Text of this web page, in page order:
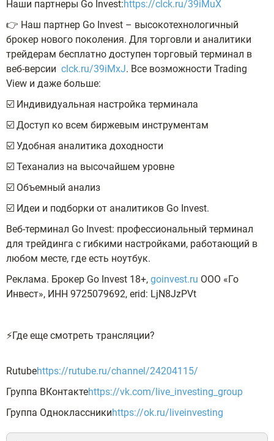
Наши партнеры Go Invest:https://clck.ru/39iMuX
👉 Наш партнер Go Invest – высокотехнологичный
брокер нового поколения. Для торговли и аналитики
трейдерам бесплатно доступен торговый терминал в
веб-версии clck.ru/39iMxJ. Все возможности Trading
View и даже больше:
☑️ Индивидуальная настройка терминала
☑️ Доступ ко всем биржевым инструментам
☑️ Удобная аналитика доходности
☑️ Теханализ на высочайшем уровне
☑️ Объемный анализ
☑️ Идеи и подборки от аналитиков Go Invest.
Веб-терминал Go Invest: профессиональный терминал
для трейдинга с гибкими настройками, работающий в
любом месте, где есть ноутбук.
Реклама. Брокер Go Invest 18+, goinvest.ru ООО «Го
Инвест», ИНН 9725079692, erid: LjN8JzPVt
⚡️Где еще смотреть трансляции?
Rutubehttps://rutube.ru/channel/24204115/
Группа ВКонтактеhttps://vk.com/live_investing_group
Группа Одноклассникиhttps://ok.ru/liveinvesting